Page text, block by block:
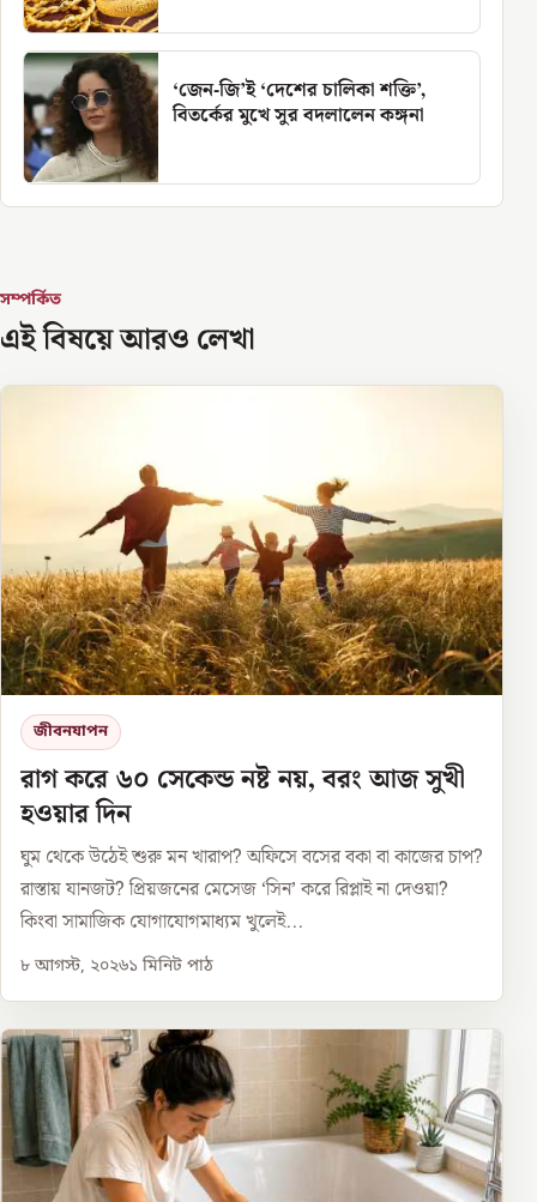
‘জেন-জি’ই ‘দেশের চালিকা শক্তি’,
বিতর্কের মুখে সুর বদলালেন কঙ্গনা
সম্পর্কিত
এই বিষয়ে আরও লেখা
জীবনযাপন
রাগ করে ৬০ সেকেন্ড নষ্ট নয়, বরং আজ সুখী
হওয়ার দিন
ঘুম থেকে উঠেই শুরু মন খারাপ? অফিসে বসের বকা বা কাজের চাপ?
রাস্তায় যানজট? প্রিয়জনের মেসেজ ‘সিন’ করে রিপ্লাই না দেওয়া?
কিংবা সামাজিক যোগাযোগমাধ্যম খুলেই...
৮ আগস্ট, ২০২৬১ মিনিট পাঠ